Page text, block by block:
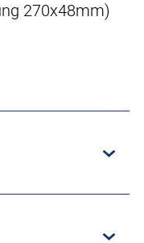
270x48mm)